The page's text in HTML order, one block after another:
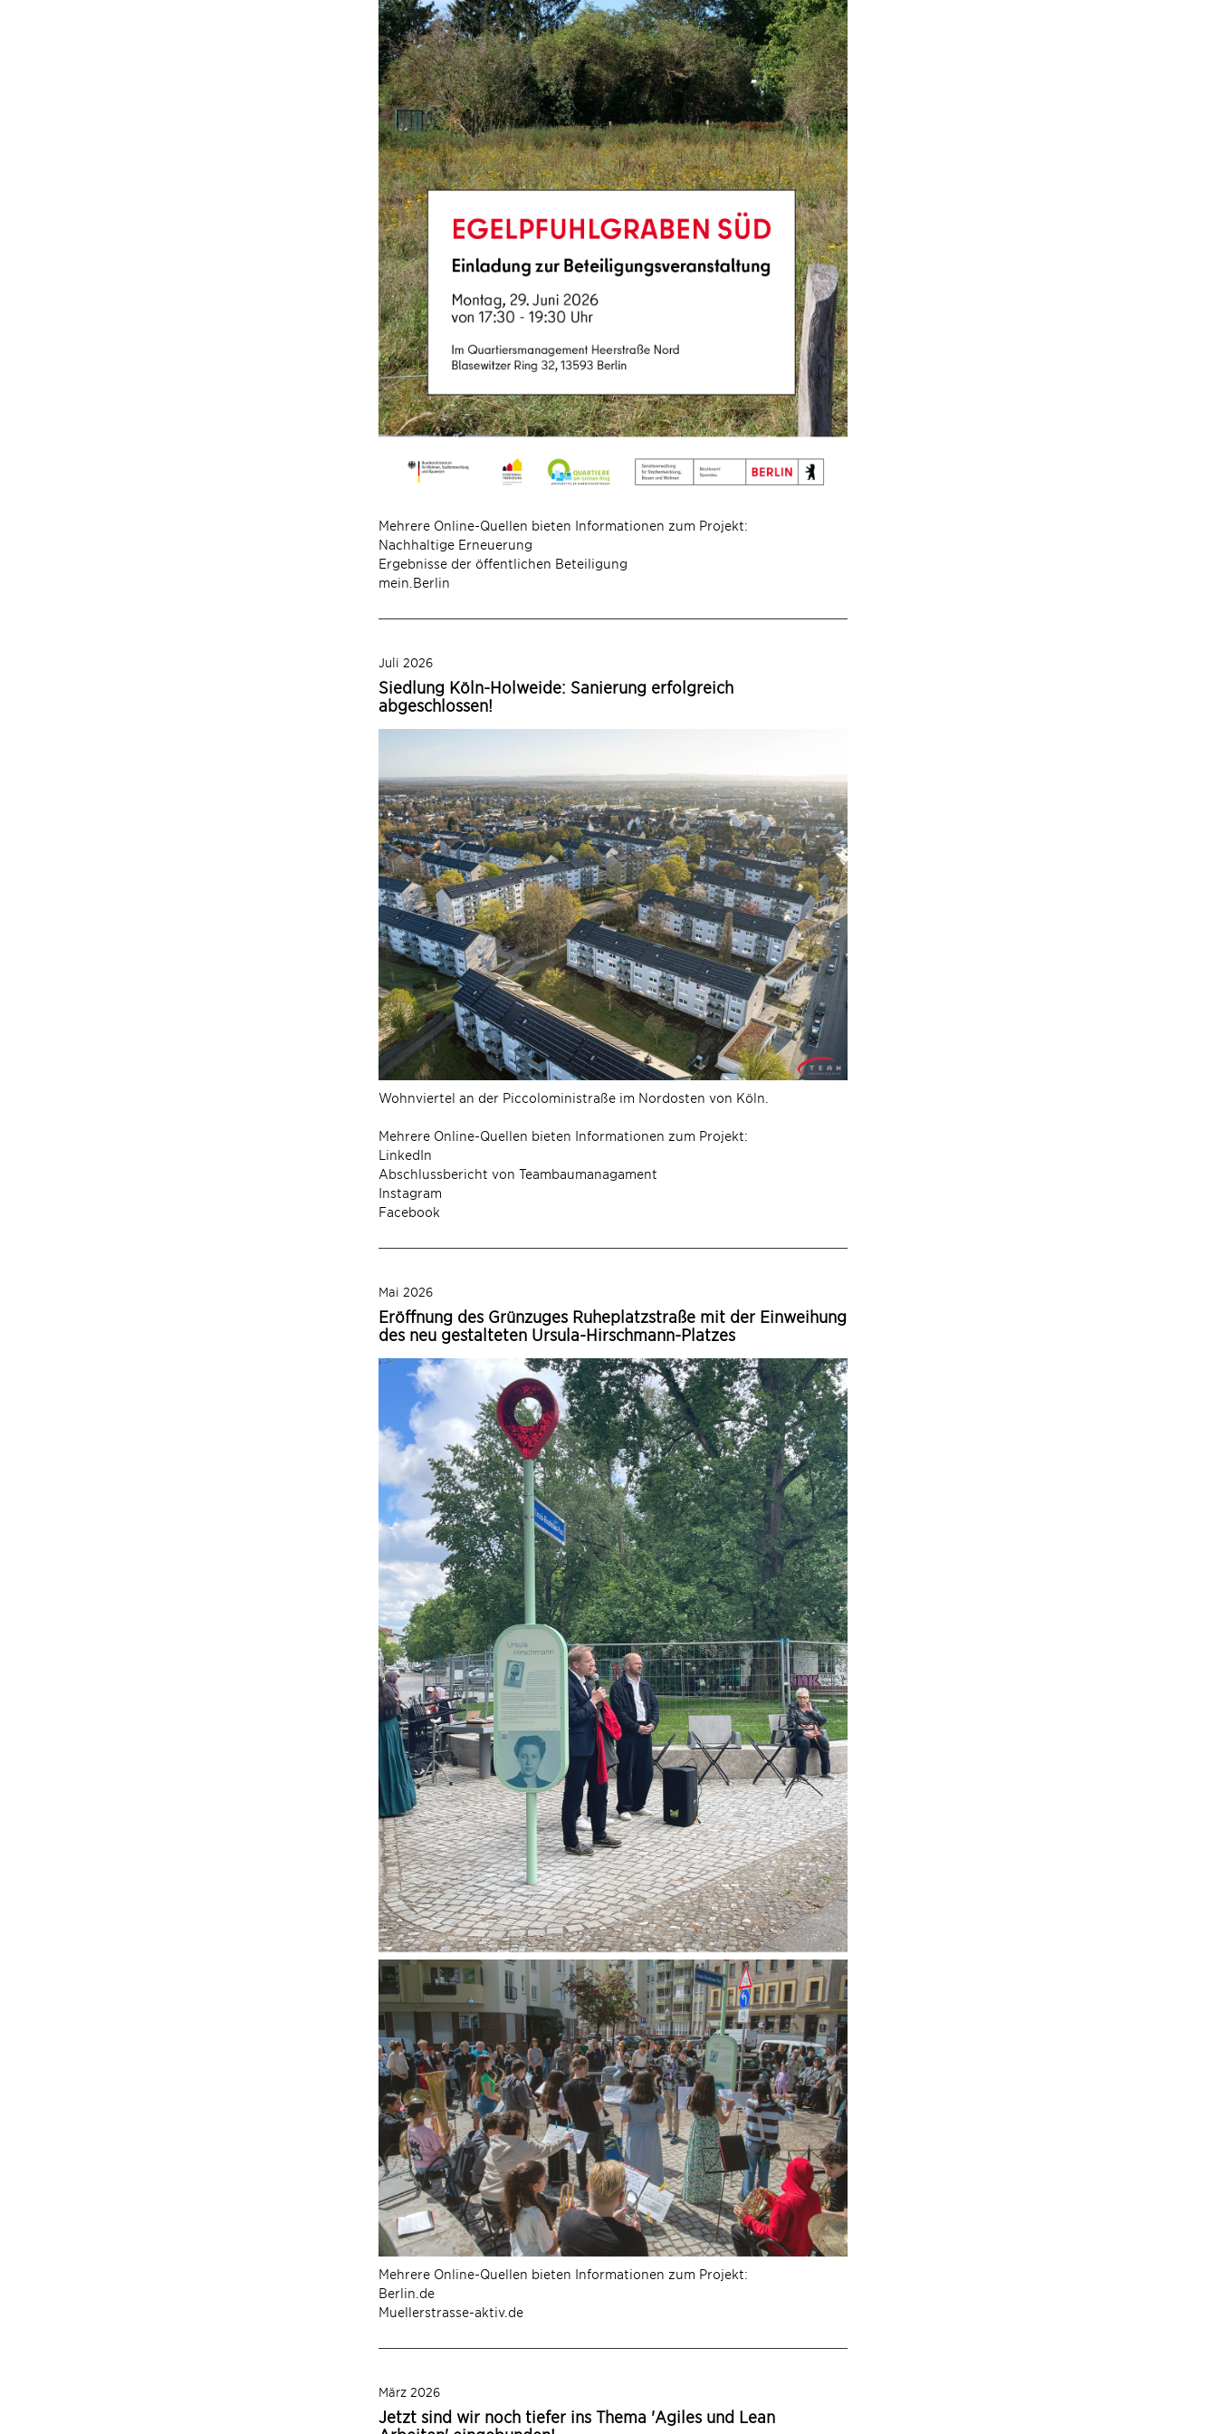
Mehrere Online-Quellen bieten Informationen zum Projekt:
Nachhaltige Erneuerung
Ergebnisse der öffentlichen Beteiligung
mein.Berlin
Juli 2026
Siedlung Köln-Holweide: Sanierung erfolgreich
abgeschlossen!
Wohnviertel an der Piccoloministraße im Nordosten von Köln.
Mehrere Online-Quellen bieten Informationen zum Projekt:
LinkedIn
Abschlussbericht von Teambaumanagament
Instagram
Facebook
Mai 2026
Eröffnung des Grünzuges Ruheplatzstraße mit der Einweihung
des neu gestalteten Ursula-Hirschmann-Platzes
Mehrere Online-Quellen bieten Informationen zum Projekt:
Berlin.de
Muellerstrasse-aktiv.de
März 2026
Jetzt sind wir noch tiefer ins Thema 'Agiles und Lean